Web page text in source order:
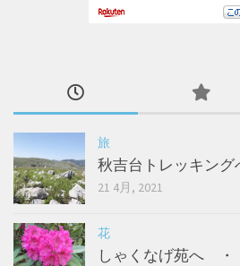
旅
秋吉台トレッキン
21 4月, 2021
花
しゃくなげ苑へ ・